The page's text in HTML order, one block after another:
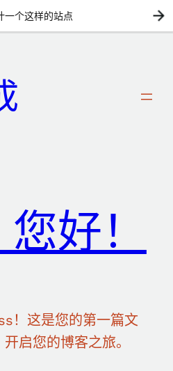
好！
！这是您的第一篇文
启您的博客之旅。
一个这样的站点